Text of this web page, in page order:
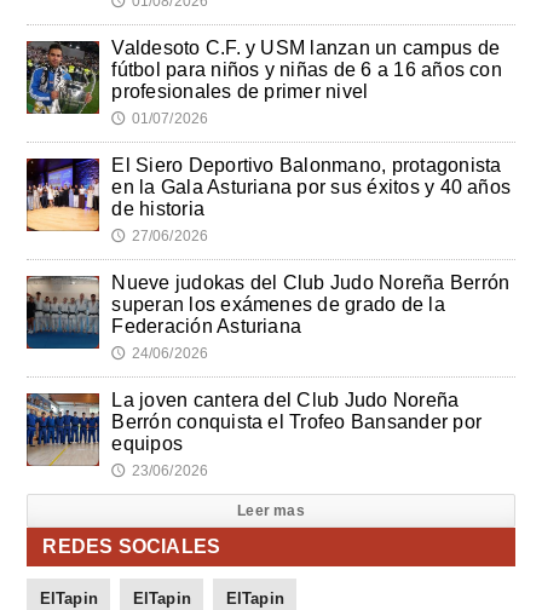
Valdesoto C.F. y USM lanzan un campus de
fútbol para niños y niñas de 6 a 16 años con
profesionales de primer nivel
🕔 01/07/2026
El Siero Deportivo Balonmano, protagonista
en la Gala Asturiana por sus éxitos y 40 años
de historia
🕔 27/06/2026
Nueve judokas del Club Judo Noreña Berrón
superan los exámenes de grado de la
Federación Asturiana
🕔 24/06/2026
La joven cantera del Club Judo Noreña
Berrón conquista el Trofeo Bansander por
equipos
🕔 23/06/2026
Leer mas
REDES SOCIALES
ElTapin ElTapin ElTapin